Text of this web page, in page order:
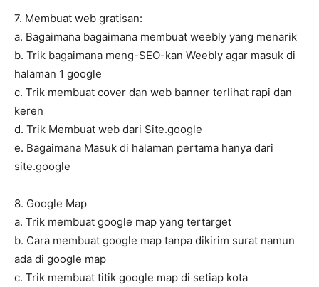
7. Membuat web gratisan:
a. Bagaimana bagaimana membuat weebly yang menarik
b. Trik bagaimana meng-SEO-kan Weebly agar masuk di
halaman 1 google
c. Trik membuat cover dan web banner terlihat rapi dan
keren
d. Trik Membuat web dari Site.google
e. Bagaimana Masuk di halaman pertama hanya dari
site.google
8. Google Map
a. Trik membuat google map yang tertarget
b. Cara membuat google map tanpa dikirim surat namun
ada di google map
c. Trik membuat titik google map di setiap kota